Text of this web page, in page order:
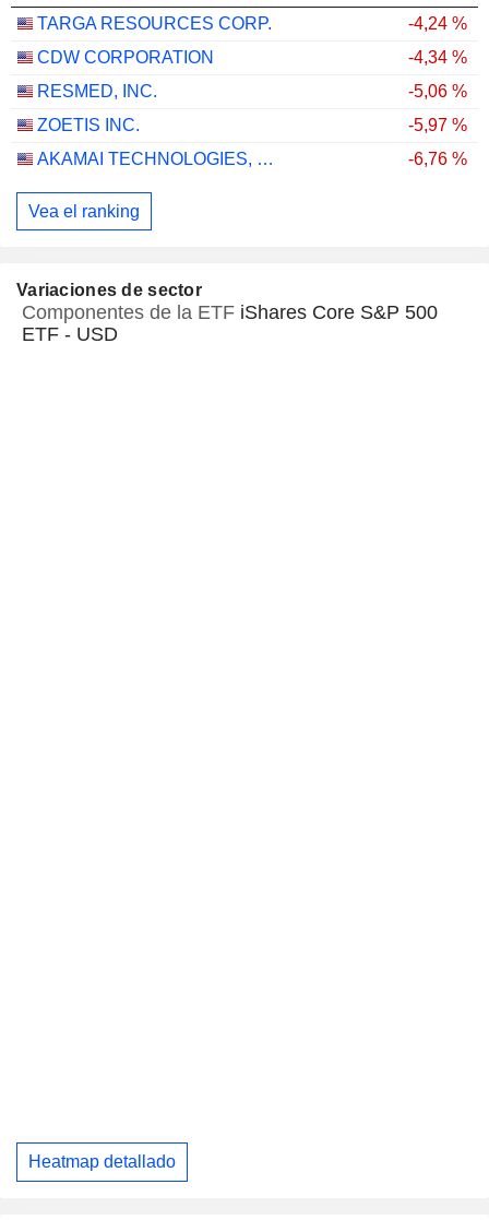
TARGA RESOURCES CORP.
-4,24 %
CDW CORPORATION
-4,34 %
RESMED, INC.
-5,06 %
ZOETIS INC.
-5,97 %
AKAMAI TECHNOLOGIES, INC.
-6,76 %
Vea el ranking
Variaciones de sector
Componentes de la ETF iShares Core S&P 500
ETF - USD
Heatmap detallado